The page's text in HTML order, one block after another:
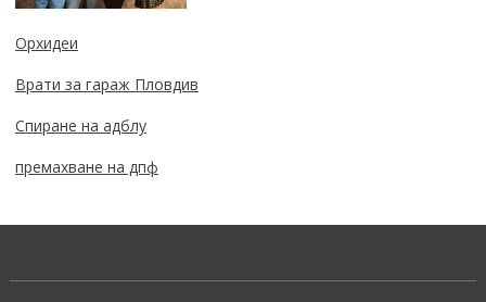
Орхидеи
Врати за гараж Пловдив
Спиране на адблу
премахване на дпф